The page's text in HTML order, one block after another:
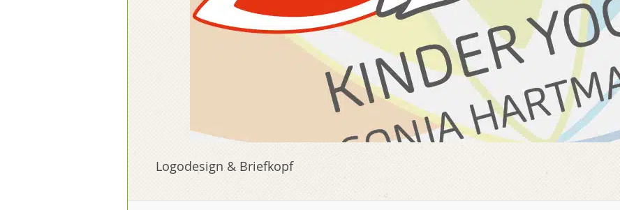
Logodesign & Briefkopf